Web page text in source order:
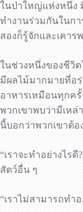
ในป่าใหญ่แห่งหนึ่ง
ทำงานร่วมกันในก
สองก็รู้จักและเคา
ในช่วงหนึ่งของชีวิต
มีผลไม้มากมายที่อ
อาหารเหมือนทุกครั้
พวกเขาพบว่ามีเหล่
นี้บอกว่าพวกเขาต้อ
“เราจะทำอย่างไร
สัตว์อื่น ๆ
“เราไม่สามารถทำ